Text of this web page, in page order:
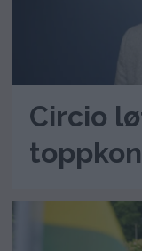
Circio